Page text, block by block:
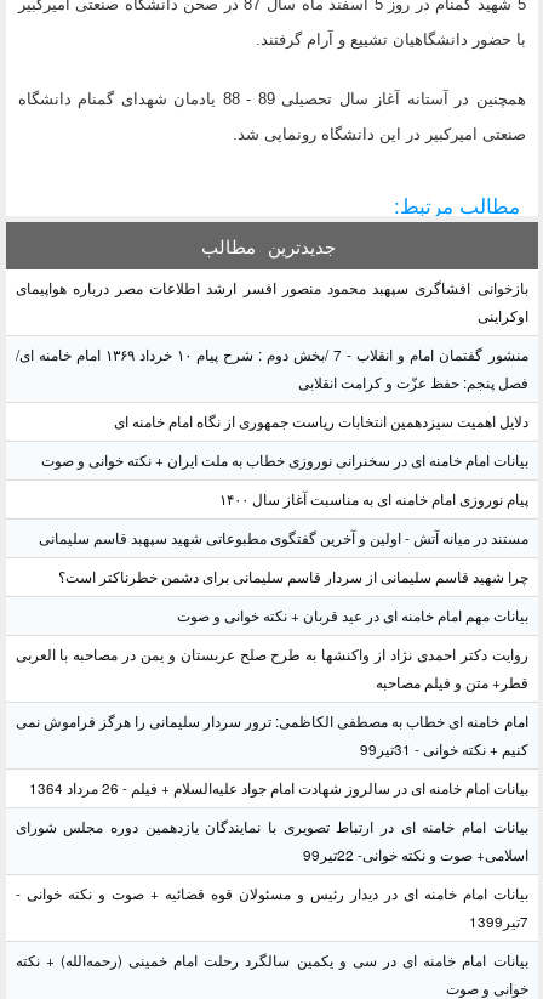
5 شهید گمنام در روز 5 اسفند ماه سال 87 در صحن دانشگاه صنعتی امیرکبیر
با حضور دانشگاهیان تشییع و آرام گرفتند.
همچنین در آستانه آغاز سال تحصیلی 89 - 88 یادمان شهدای گمنام دانشگاه
صنعتی امیرکبیر در این دانشگاه رونمایی شد.
مطالب مرتبط:
جدیدترین مطالب
بازخوانی افشاگری سپهبد محمود منصور افسر ارشد اطلاعات مصر درباره هواپیمای
اوکراینی
منشور گفتمان امام و انقلاب - 7 /بخش دوم : شرح پیام ۱۰ خرداد ۱۳۶۹ امام خامنه ای/
فصل پنجم: حفظ عزّت و کرامت انقلابی
دلایل اهمیت سیزدهمین انتخابات ریاست جمهوری از نگاه امام خامنه ای
بیانات امام خامنه ای در سخنرانی نوروزی خطاب به ملت ایران + نکته خوانی و صوت
پیام نوروزی امام خامنه ای به مناسبت آغاز سال ۱۴۰۰
مستند در میانه آتش - اولین و آخرین گفتگوی مطبوعاتی شهید سپهبد قاسم سلیمانی
چرا شهید قاسم سلیمانی از سردار قاسم سلیمانی برای دشمن خطرناکتر است؟
بیانات مهم امام خامنه ای در عید قربان + نکته خوانی و صوت
روایت دکتر احمدی نژاد از واکنشها به طرح صلح عربستان و یمن در مصاحبه با العربی
قطر+ متن و فیلم مصاحبه
امام خامنه ای خطاب به مصطفی الکاظمی: ترور سردار سلیمانی را هرگز فراموش نمی
کنیم + نکته خوانی - 31تیر99
بیانات امام خامنه ای در سالروز شهادت امام جواد علیه‌السلام + فیلم - 26 مرداد 1364
بیانات امام خامنه ای در ارتباط تصویری با نمایندگان یازدهمین دوره مجلس شورای
اسلامی+ صوت و نکته خوانی- 22تیر99
بیانات امام خامنه ای در دیدار رئیس و مسئولان قوه قضائیه + صوت و نکته خوانی -
7تیر1399
بیانات امام خامنه ای در سی و یکمین سالگرد رحلت امام خمینی (رحمه‌الله) + نکته
خوانی و صوت